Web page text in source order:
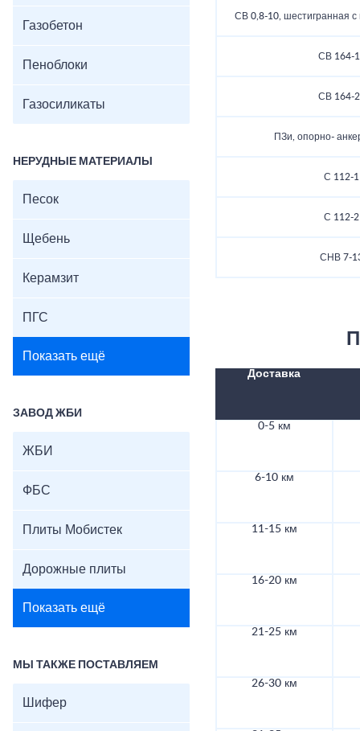
Газобетон
Пеноблоки
Газосиликаты
НЕРУДНЫЕ МАТЕРИАЛЫ
Песок
Щебень
Керамзит
ПГС
Показать ещё
ЗАВОД ЖБИ
ЖБИ
ФБС
Плиты Мобистек
Дорожные плиты
Показать ещё
МЫ ТАКЖЕ ПОСТАВЛЯЕМ
Шифер
СВ 0,8-10, шестигранная
СВ 164-
СВ 164-
ПЗи, опорно-
С 112-1
С 112-2
СНВ 7-
Доставка
0-5 км
6-10 км
11-15 км
16-20 км
21-25 км
26-30 км